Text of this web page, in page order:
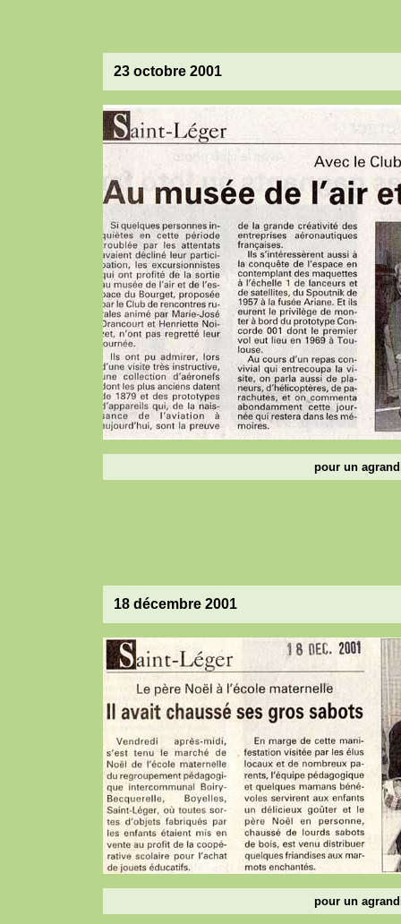
23 octobre 2001
pour un
18 décembre 2001
pour un